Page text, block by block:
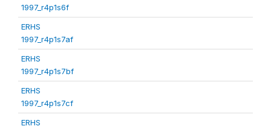
1997_r4p1s6f
ERHS
1997_r4p1s7af
ERHS
1997_r4p1s7bf
ERHS
1997_r4p1s7cf
ERHS